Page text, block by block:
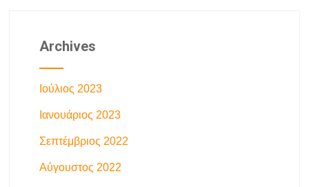
Archives
Ιούλιος 2023
Ιανουάριος 2023
Σεπτέμβριος 2022
Αύγουστος 2022